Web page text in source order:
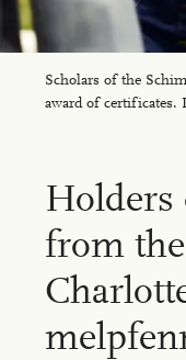
Hold­ers
from
Scholars of the
award of certificates.